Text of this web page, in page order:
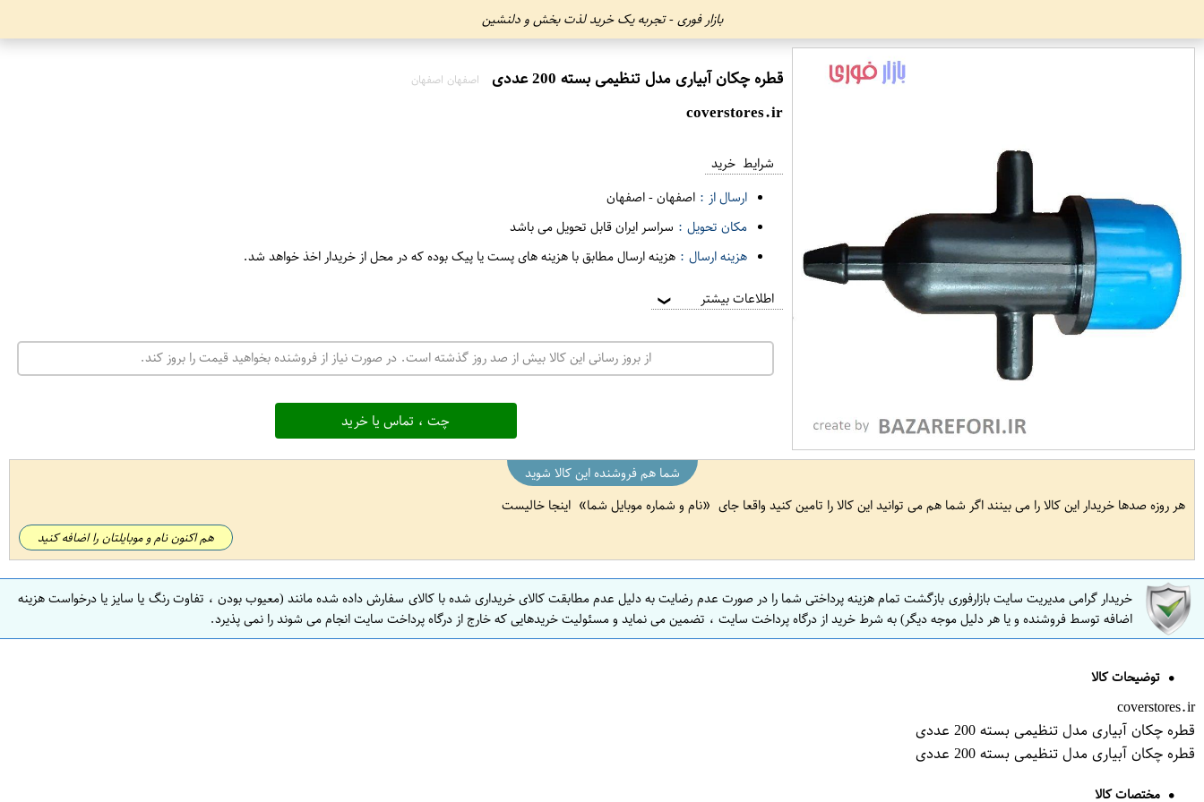
بازار فوری - تجربه یک خرید لذت بخش و دلنشین
قطره چکان آبیاری مدل تنظیمی بسته 200 عددی اصفهان اصفهان
coverstores.ir
شرایط خرید
ارسال از : اصفهان-اصفهان
مکان تحویل : سراسر ایران قابل تحویل می باشد
هزینه ارسال : هزینه ارسال مطابق با هزینه های پست یا پیک بوده که در محل از خریدار اخذ خواهد شد.
اطلاعات بیشتر ❯
از بروز رسانی این کالا بیش از صد روز گذشته است. در صورت نیاز از فروشنده بخواهید قیمت را بروز کند.
چت ، تماس یا خرید
شما هم فروشنده این کالا شوید
هر روزه صدها خریدار این کالا را می بینند اگر شما هم می توانید این کالا را تامین کنید واقعا جای
نام و شماره موبایل شما اینجا خالیست
هم اکنون نام و موبایلتان را اضافه کنید
خریدار گرامی مدیریت سایت بازارفوری بازگشت تمام هزینه پرداختی شما را در صورت عدم رضایت به دلیل عدم مطابقت کالای خریداری شده با کالای سفارش داده شده مانند (معیوب بودن ، تفاوت رنگ یا سایز یا درخواست هزینه
اضافه توسط فروشنده و یا هر دلیل موجه دیگر) به شرط خرید از درگاه پرداخت سایت ، تضمین می نماید و مسئولیت خریدهایی که خارج از درگاه پرداخت سایت انجام می شوند را نمی پذیرد.
توضیحات کالا
coverstores.ir
قطره چکان آبیاری مدل تنظیمی بسته 200 عددی
قطره چکان آبیاری مدل تنظیمی بسته 200 عددی
مختصات کالا